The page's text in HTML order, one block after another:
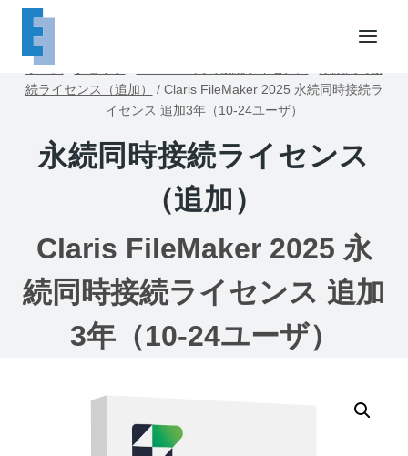
ホーム
続ライセンス（追加）
/ Claris FileMaker 2025 永続同時接続ラ
イセンス 追加3年（10-24ユーザ）
永続同時接続ライセンス
（追加）
Claris FileMaker 2025 永
続同時接続ライセンス 追加
3年（10-24ユーザ）